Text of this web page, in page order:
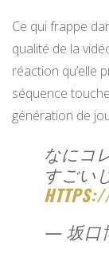
Ce qui frappe
qualité de la
réaction qu’elle
séquence
génération de
なにコ
すごい
— 坂口